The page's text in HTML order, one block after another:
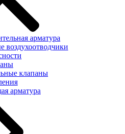
арматура
воздухоотводчики
клапаны
арматура